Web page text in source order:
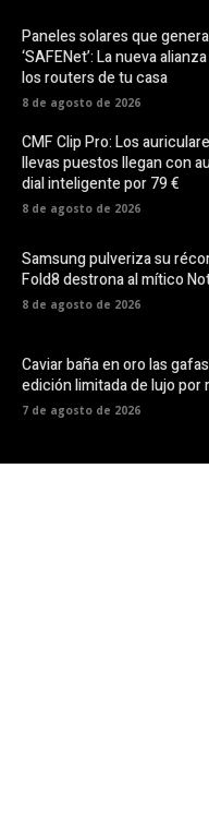
Paneles solares que
‘SAFENet’: La nueva
los routers de tu casa
8 de agosto de 2026
CMF Clip Pro: Los
llevas puestos llegan con
dial inteligente por 79 €
8 de agosto de 2026
Samsung pulveriza su
Fold8 destrona al mítico
8 de agosto de 2026
Caviar baña en oro las
edición limitada de lujo por
7 de agosto de 2026